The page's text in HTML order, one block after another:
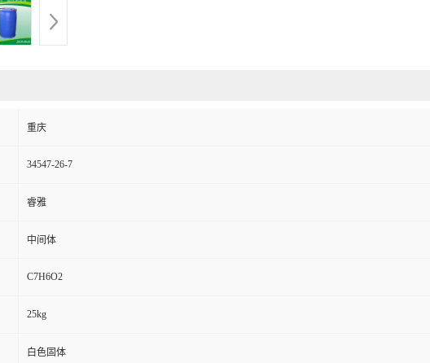
重庆
34547-26-7
睿雅
中间体
C7H6O2
25kg
白色固体